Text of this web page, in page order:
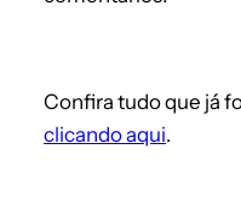
Confira tudo que já
clicando aqui.